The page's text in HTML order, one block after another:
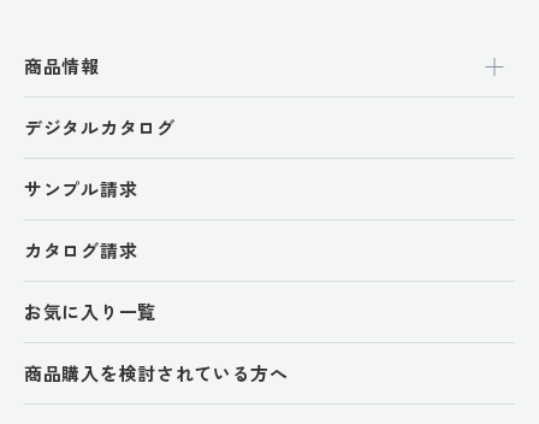
商品情報
デジタルカタログ
サンプル請求
カタログ請求
お気に入り一覧
商品購入を検討されている方へ